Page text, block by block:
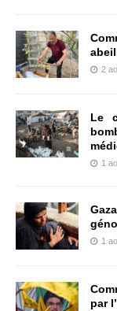
2
Le
1
1
par